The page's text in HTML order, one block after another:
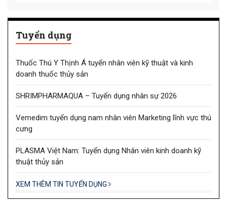
Tuyển dụng
Thuốc Thú Y Thịnh Á tuyển nhân viên kỹ thuật và kinh
doanh thuốc thủy sản
SHRIMPHARMAQUA – Tuyển dụng nhân sự 2026
Vemedim tuyển dụng nam nhân viên Marketing lĩnh vực thú
cưng
PLASMA Việt Nam: Tuyển dụng Nhân viên kinh doanh kỹ
thuật thủy sản
XEM THÊM TIN TUYỂN DỤNG